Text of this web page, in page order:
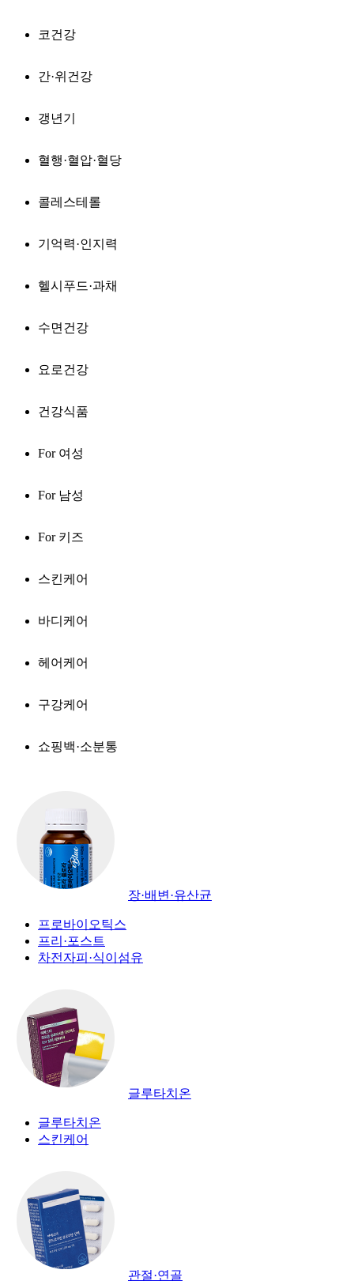
코건강
간·위건강
갱년기
혈행·혈압·혈당
콜레스테롤
기억력·인지력
헬시푸드·과채
수면건강
요로건강
건강식품
For 여성
For 남성
For 키즈
스킨케어
바디케어
헤어케어
구강케어
쇼핑백·소분통
장·배변·유산균
프로바이오틱스
프리·포스트
차전자피·식이섬유
글루타치온
글루타치온
스킨케어
관절·연골